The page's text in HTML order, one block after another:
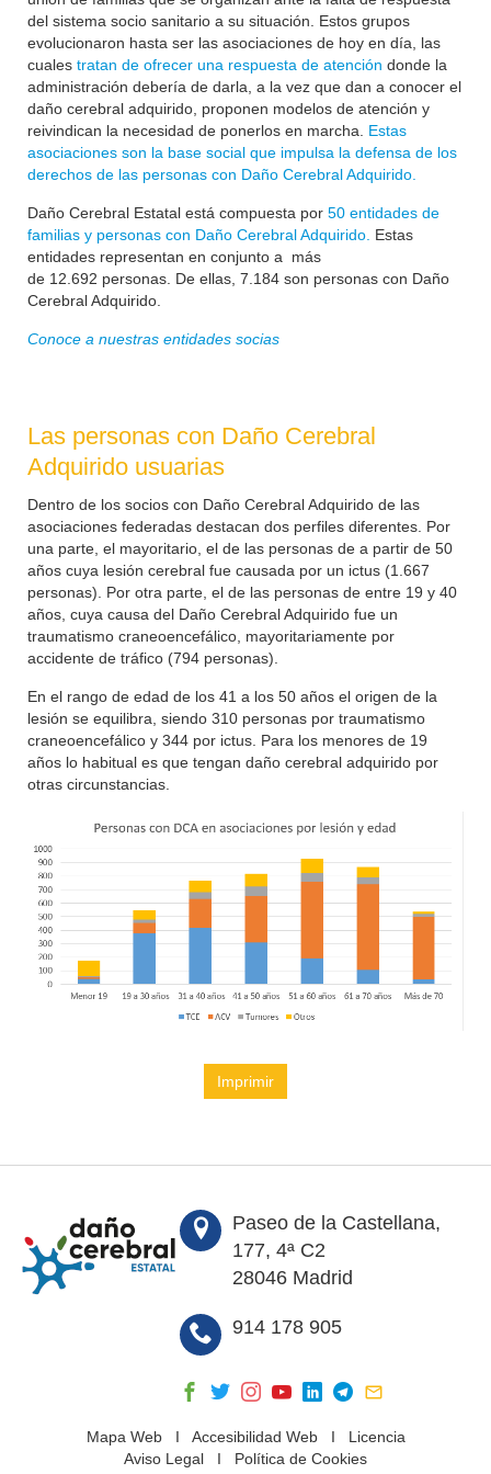
del sistema socio sanitario a su situación. Estos grupos
evolucionaron hasta ser las asociaciones de hoy en día, las
cuales tratan de ofrecer una respuesta de atención donde la
administración debería de darla, a la vez que dan a conocer el
daño cerebral adquirido, proponen modelos de atención y
reivindican la necesidad de ponerlos en marcha. Estas
asociaciones son la base social que impulsa la defensa de los
derechos de las personas con Daño Cerebral Adquirido.
Daño Cerebral Estatal está compuesta por 50 entidades de
familias y personas con Daño Cerebral Adquirido. Estas
entidades representan en conjunto a más
de 12.692 personas. De ellas, 7.184 son personas con Daño
Cerebral Adquirido.
Conoce a nuestras entidades socias
Las personas con Daño Cerebral
Adquirido usuarias
Dentro de los socios con Daño Cerebral Adquirido de las
asociaciones federadas destacan dos perfiles diferentes. Por
una parte, el mayoritario, el de las personas de a partir de 50
años cuya lesión cerebral fue causada por un ictus (1.667
personas). Por otra parte, el de las personas de entre 19 y 40
años, cuya causa del Daño Cerebral Adquirido fue un
traumatismo craneoencefálico, mayoritariamente por
accidente de tráfico (794 personas).
En el rango de edad de los 41 a los 50 años el origen de la
lesión se equilibra, siendo 310 personas por traumatismo
craneoencefálico y 344 por ictus. Para los menores de 19
años lo habitual es que tengan daño cerebral adquirido por
otras circunstancias.
Imprimir
Paseo de la Castellana,
177, 4ª C2
28046 Madrid
914 178 905
Mapa WebI Accesibilidad WebI Licencia
Aviso Legal I Política de Cookies